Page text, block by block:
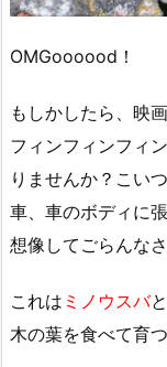
OMGoooood！
もしかしたら、映
フィンフィンフィ
りませんか？こい
車、車のボディに
想像してごらんなさ
これは ミノウスバ
木の葉を食べて育つ